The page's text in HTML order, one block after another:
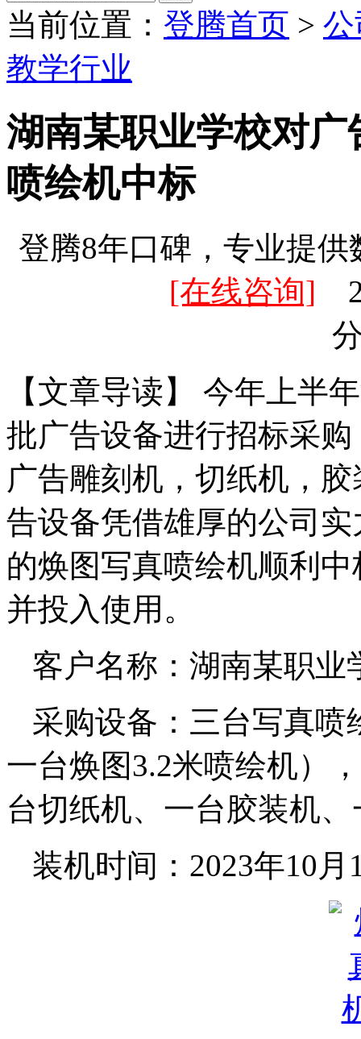
当前位置： 登腾首页 >
教学行业
湖南某职业学校对
喷绘机中标
登腾8年口碑，专业提
[在线咨询]
【文章导读】 今年上半
批广告设备进行招标采
广告雕刻机，切纸机，
告设备凭借雄厚的公司
的焕图写真喷绘机顺利
并投入使用。
客户名称：湖南某职业
采购设备：三台写真喷
一台焕图3.2米喷绘机）
台切纸机、一台胶装机
装机时间：2023年10月